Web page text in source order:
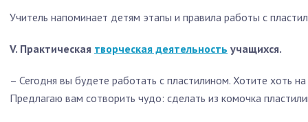
Учитель напоминает детям этапы и правила работы с
V. Практическая творческая деятельность учащихся.
– Сегодня вы будете работать с пластилином. Хотите хоть
Предлагаю вам сотворить чудо: сделать из комочка